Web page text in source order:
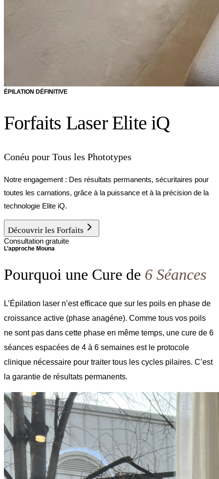
ÉPILATION DÉFINITIVE
Forfaits Laser Elite iQ
Conéu pour Tous les Phototypes
Notre engagement : Des résultats permanents, sécuritaires pour
toutes les carnations, grâce à la puissance et à la précision de la
technologie Elite iQ.
Découvrir les Forfaits
Consultation gratuite
L’approche Mouna
Pourquoi une Cure de 6 Séances
L’Épilation laser n’est efficace que sur les poils en phase de
croissance active (phase anagéne). Comme tous vos poils
ne sont pas dans cette phase en même temps, une cure de 6
séances espacées de 4 à 6 semaines est le protocole
clinique nécessaire pour traiter tous les cycles pilaires. C’est
la garantie de résultats permanents.